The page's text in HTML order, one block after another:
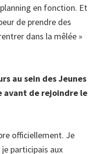
en fonction. Et
de prendre des
dans la mêlée »
au sein des Jeunes
avant de rejoindre le
officiellement. Je
je participais aux